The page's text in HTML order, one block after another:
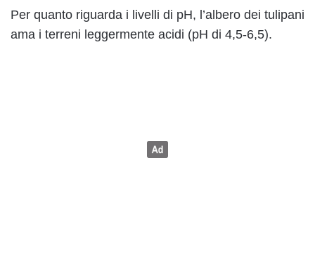
Per quanto riguarda i livelli di pH, l’albero dei tulipani
ama i terreni leggermente acidi (pH di 4,5-6,5).